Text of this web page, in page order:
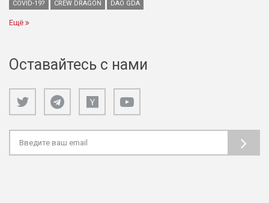
COVID-19?
CREW DRAGON DAO GDA
Ещё
Оставайтесь с нами